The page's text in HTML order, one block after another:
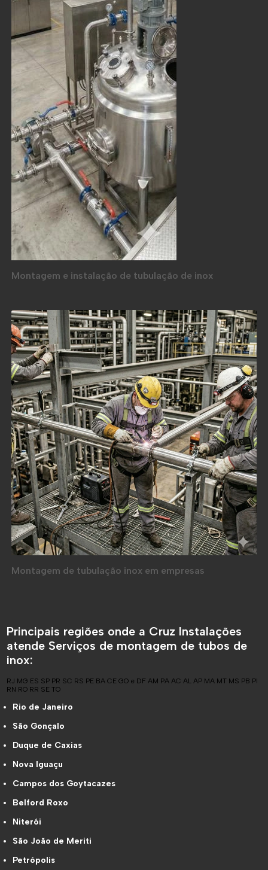
Montagem e instalação de tubulação de inox
Montagem de tubulação inox em empresas
Principais regiões onde a Cruz Instalações
atende Serviços de montagem de tubos de
inox:
RJ MG ES SP PR SC RS PE BA CE GO e DF AM PA AC AL AP MA MT MS PB PI
RN RO RR SE TO
Rio de Janeiro
São Gonçalo
Duque de Caxias
Nova Iguaçu
Campos dos Goytacazes
Belford Roxo
Niterói
São João de Meriti
Petrópolis